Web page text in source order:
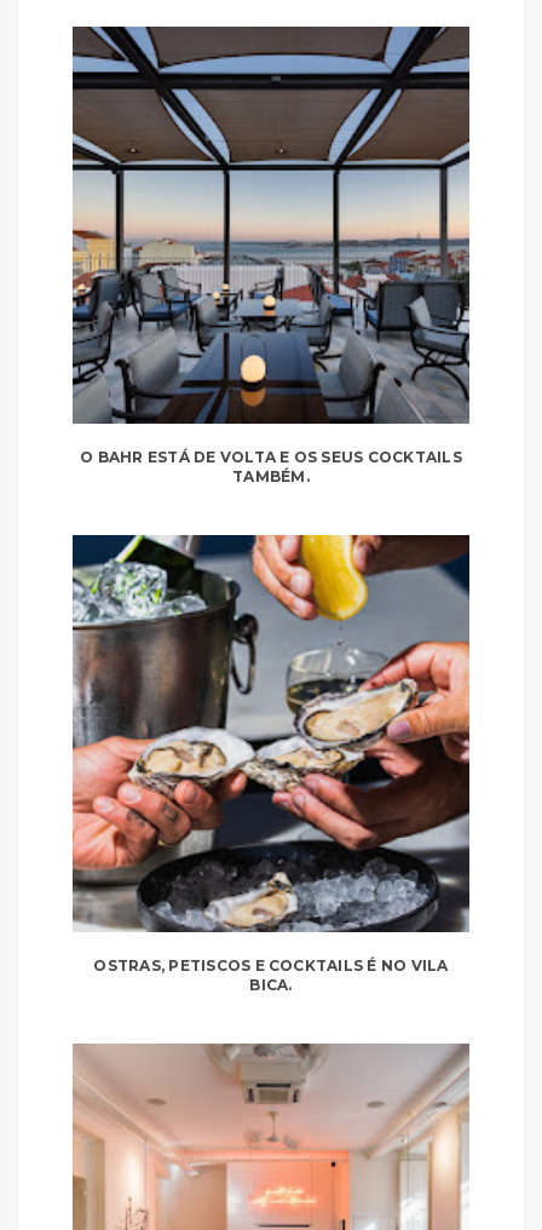
O BAHR ESTÁ DE VOLTA E OS SEUS COCKTAILS
TAMBÉM.
OSTRAS, PETISCOS E COCKTAILS É NO VILA
BICA.